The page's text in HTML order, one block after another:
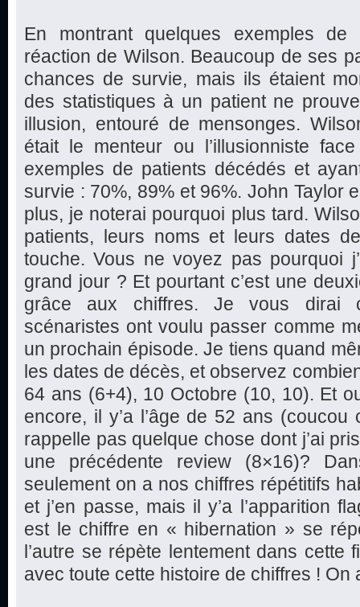
En montrant quelques exemples
réaction de Wilson. Beaucoup de ses
chances de survie, mais ils étaient
des statistiques à un patient ne
illusion, entouré de mensonges.
était le menteur ou l’illusionniste
exemples de patients décédés et
survie : 70%, 89% et 96%. John Taylor
plus, je noterai pourquoi plus tard.
patients, leurs noms et leurs dates
touche. Vous ne voyez pas pourquoi
grand jour ? Et pourtant c’est une
grâce aux chiffres. Je vous dirai
scénaristes ont voulu passer comme
un prochain épisode. Je tiens quand
les dates de décès, et observez
64 ans (6+4), 10 Octobre (10, 10). Et
encore, il y’a l’âge de 52 ans
rappelle pas quelque chose dont j’ai
une précédente review (8×16)?
seulement on a nos chiffres répétitifs
et j’en passe, mais il y’a l’apparition
est le chiffre en « hibernation » se
l’autre se répète lentement dans cette
avec toute cette histoire de chiffres !